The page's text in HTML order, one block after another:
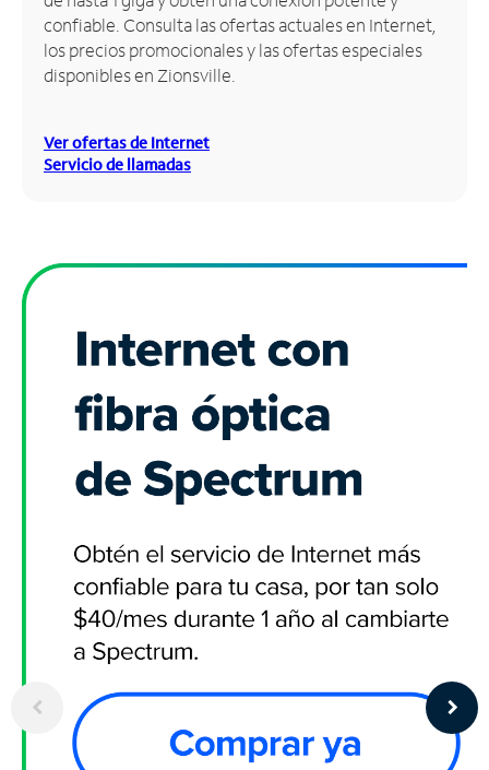
Encuentra
una
tienda
confiable. Consulta las ofertas actuales en Internet,
los precios promocionales y las ofertas especiales
disponibles en Zionsville.
Ver ofertas de Internet
Servicio de llamadas